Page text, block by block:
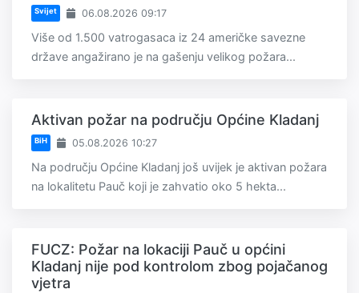
Svijet 06.08.2026 09:17
Više od 1.500 vatrogasaca iz 24 američke savezne
države angažirano je na gašenju velikog požara...
Aktivan požar na području Općine Kladanj
BiH 05.08.2026 10:27
Na području Općine Kladanj još uvijek je aktivan požara
na lokalitetu Pauč koji je zahvatio oko 5 hekta...
FUCZ: Požar na lokaciji Pauč u općini
Kladanj nije pod kontrolom zbog pojačanog
vjetra